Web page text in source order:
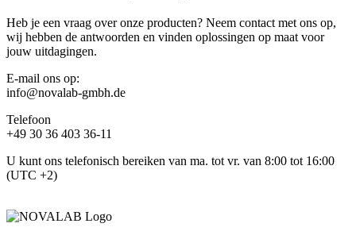
Heb je een vraag over onze producten? Neem contact met ons op,
wij hebben de antwoorden en vinden oplossingen op maat voor
jouw uitdagingen.
E-mail ons op:
info@novalab-gmbh.de
Telefoon
+49 30 36 403 36-11
U kunt ons telefonisch bereiken van ma. tot vr. van 8:00 tot 16:00
(UTC +2)